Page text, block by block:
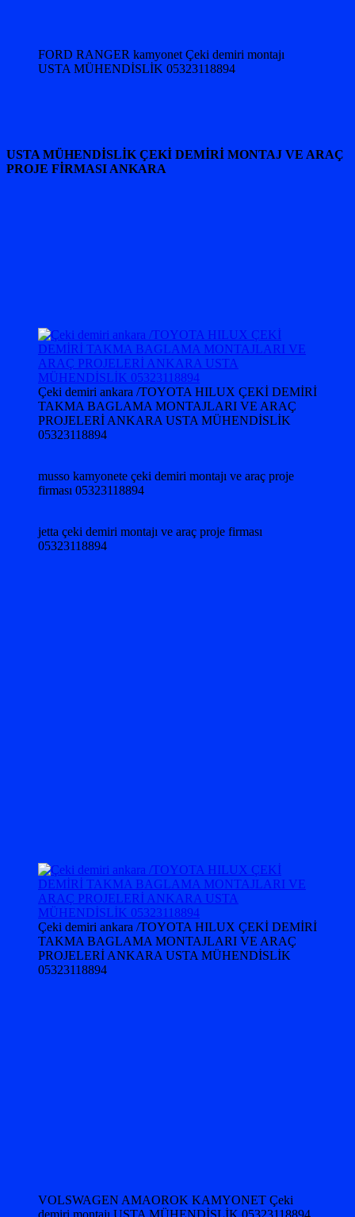
FORD RANGER kamyonet Çeki demiri montajı
USTA MÜHENDİSLİK 05323118894
USTA MÜHENDİSLİK ÇEKİ DEMİRİ MONTAJ VE ARAÇ
PROJE FİRMASI ANKARA
Çeki demiri ankara /TOYOTA HILUX ÇEKİ DEMİRİ
TAKMA BAGLAMA MONTAJLARI VE ARAÇ
PROJELERİ ANKARA USTA MÜHENDİSLİK
05323118894
musso kamyonete çeki demiri montajı ve araç proje
firması 05323118894
jetta çeki demiri montajı ve araç proje firması
05323118894
Çeki demiri ankara /TOYOTA HILUX ÇEKİ DEMİRİ
TAKMA BAGLAMA MONTAJLARI VE ARAÇ
PROJELERİ ANKARA USTA MÜHENDİSLİK
05323118894
VOLSWAGEN AMAOROK KAMYONET Çeki
demiri montajı USTA MÜHENDİSLİK 05323118894